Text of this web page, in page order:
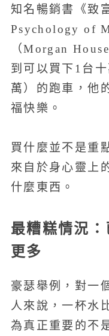
知名暢銷書《致
Psychology of
（Morgan
到可以買下1台
萬）的跑車，他
福快樂。
買什麼並不是重
來自於身心靈上
什麼東西。
最糟糕情況
更多
豪瑟舉例，對一
人來說，一杯水
為真正重要的不